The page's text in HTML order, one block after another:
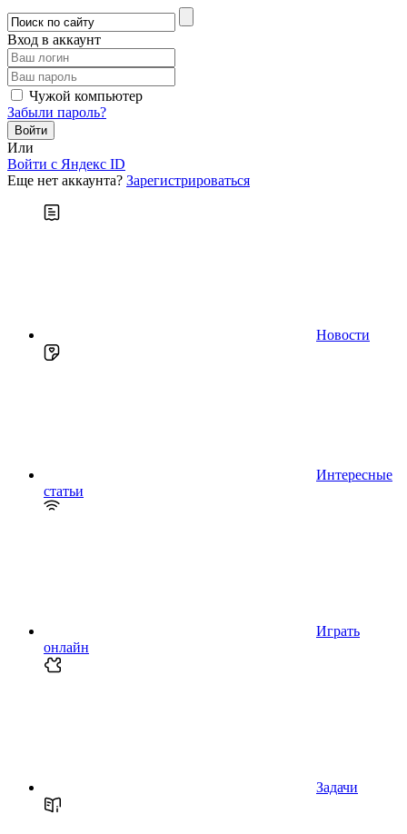
Вход в аккаунт
Чужой компьютер
Забыли пароль?
Или
Войти c Яндекс ID
Еще нет аккаунта? Зарегистрироваться
Новости
Интересные
статьи
Играть
онлайн
Задачи